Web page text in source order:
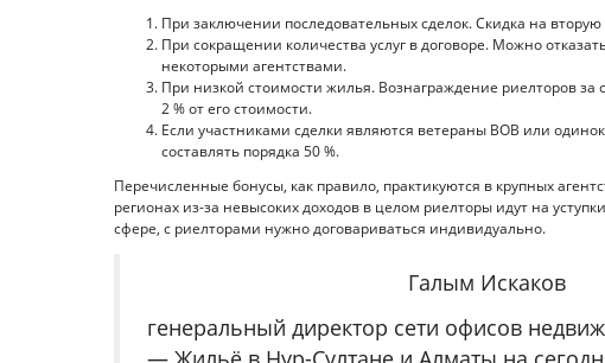
При заключении последовательных сделок. Скидка на вторую
При сокращении количества услуг в договоре. Можно
некоторыми агентствами.
При низкой стоимости жилья. Вознаграждение риелторов
2 % от его стоимости.
Если участниками сделки являются ветераны ВОВ или
составлять порядка 50 %.
Перечисленные бонусы, как правило, практикуются в крупных
регионах из-за невысоких доходов в целом риелторы идут на
сфере, с риелторами нужно договариваться индивидуально.
Галым Искаков
генеральный директор сети офисов